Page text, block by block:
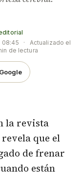
08:45 ·
Actualizado el
de lectura
la revista
que el
de frenar
están